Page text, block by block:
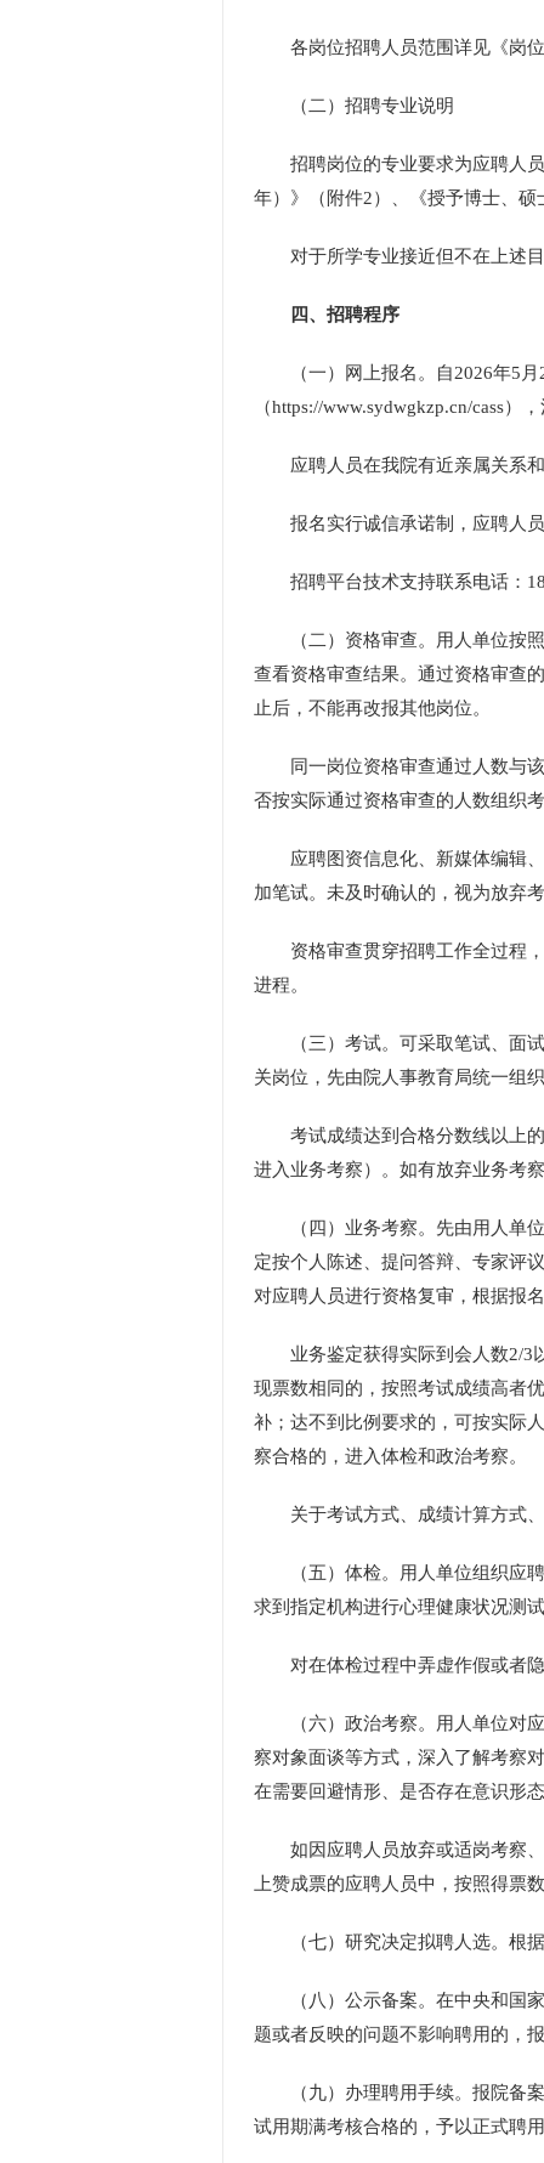
各岗位招聘人员范围详见《岗位
（二）招聘专业说明
招聘岗位的专业要求为应聘人员
年）》（附件2）、《授予博士、
对于所学专业接近但不在上述目
四、招聘程序
（一）网上报名。自2026年5月
（https://www.sydwgkzp.cn/cass
应聘人员在我院有近亲属关系和
报名实行诚信承诺制，应聘人员
招聘平台技术支持联系电话：
（二）资格审查。用人单位按照
查看资格审查结果。通过资格审查
止后，不能再改报其他岗位。
同一岗位资格审查通过人数与该
否按实际通过资格审查的人数组织
应聘图资信息化、新媒体编辑、
加笔试。未及时确认的，视为放弃
资格审查贯穿招聘工作全过程，
进程。
（三）考试。可采取笔试、面试
关岗位，先由院人事教育局统一组
考试成绩达到合格分数线以上的
进入业务考察）。如有放弃业务考
（四）业务考察。先由用人单位
定按个人陈述、提问答辩、专家评
对应聘人员进行资格复审，根据报
业务鉴定获得实际到会人数2/3以
现票数相同的，按照考试成绩高者
补；达不到比例要求的，可按实际
察合格的，进入体检和政治考察。
关于考试方式、成绩计算方式、
（五）体检。用人单位组织应聘
求到指定机构进行心理健康状况测
对在体检过程中弄虚作假或者隐
（六）政治考察。用人单位对应
察对象面谈等方式，深入了解考察
在需要回避情形、是否存在意识形
如因应聘人员放弃或适岗考察、
上赞成票的应聘人员中，按照得票
（七）研究决定拟聘人选。根据
（八）公示备案。在中央和国家
题或者反映的问题不影响聘用的，
（九）办理聘用手续。报院备案
试用期满考核合格的，予以正式聘